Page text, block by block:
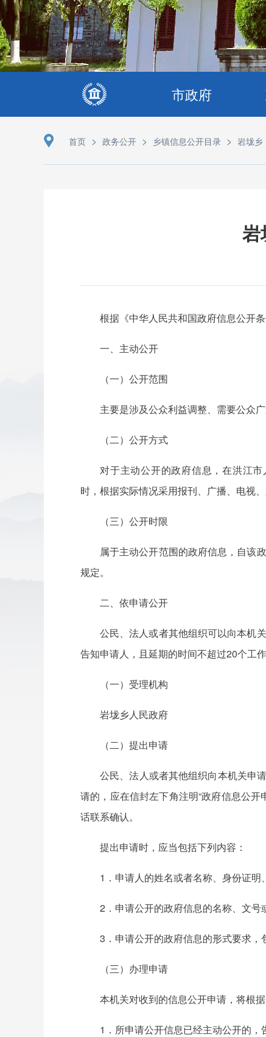
市政府
首页 > 政务公开 > 乡镇信息公开目录 > 岩垅乡
岩
根据《中华人民共和国政府信息公开
一、主动公开
（一）公开范围
主要是涉及公众利益调整、需要公众
（二）公开方式
对于主动公开的政府信息，在洪江市
时，根据实际情况采用报刊、广播、电视
（三）公开时限
属于主动公开范围的政府信息，自该
规定。
二、依申请公开
公民、法人或者其他组织可以向本机
告知申请人，且延期的时间不超过20个工作
（一）受理机构
岩垅乡人民政府
（二）提出申请
公民、法人或者其他组织向本机关申
请的，应在信封左下角注明“政府信息公
话联系确认。
提出申请时，应当包括下列内容：
1．申请人的姓名或者名称、身份证明
2．申请公开的政府信息的名称、文号
3．申请公开的政府信息的形式要求，
（三）办理申请
本机关对收到的信息公开申请，将根
1．所申请公开信息已经主动公开的，